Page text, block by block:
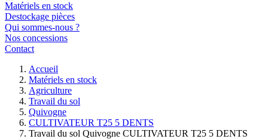
Matériels en stock
Destockage pièces
Qui sommes-nous ?
Nos concessions
Contact
Accueil
Matériels en stock
Agriculture
Travail du sol
Quivogne
CULTIVATEUR T25 5 DENTS
Travail du sol Quivogne CULTIVATEUR T25 5 DENTS